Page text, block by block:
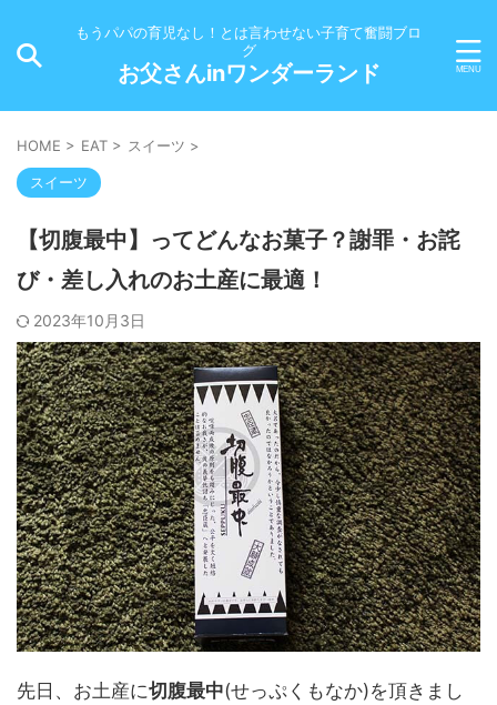
もうパパの育児なし！とは言わせない子育て奮闘ブロ
グ
お父さんinワンダーランド
HOME > EAT > スイーツ >
スイーツ
【切腹最中】ってどんなお菓子？謝罪・お詫
び・差し入れのお土産に最適！
2023年10月3日
先日、お土産に切腹最中(せっぷくもなか)を頂きまし